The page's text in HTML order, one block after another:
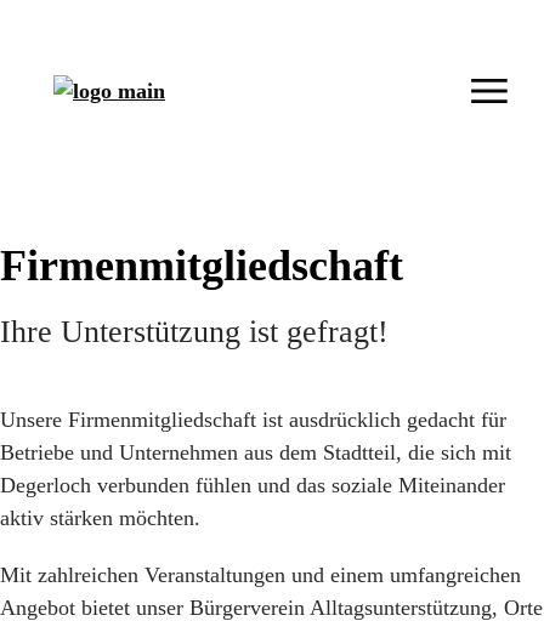
Firmenmitgliedschaft
Ihre Unterstützung ist gefragt!
Unsere Firmenmitgliedschaft ist ausdrücklich gedacht für
Betriebe und Unternehmen aus dem Stadtteil, die sich mit
Degerloch verbunden fühlen und das soziale Miteinander
aktiv stärken möchten.
Mit zahlreichen Veranstaltungen und einem umfangreichen
Angebot bietet unser Bürgerverein Alltagsunterstützung, Orte